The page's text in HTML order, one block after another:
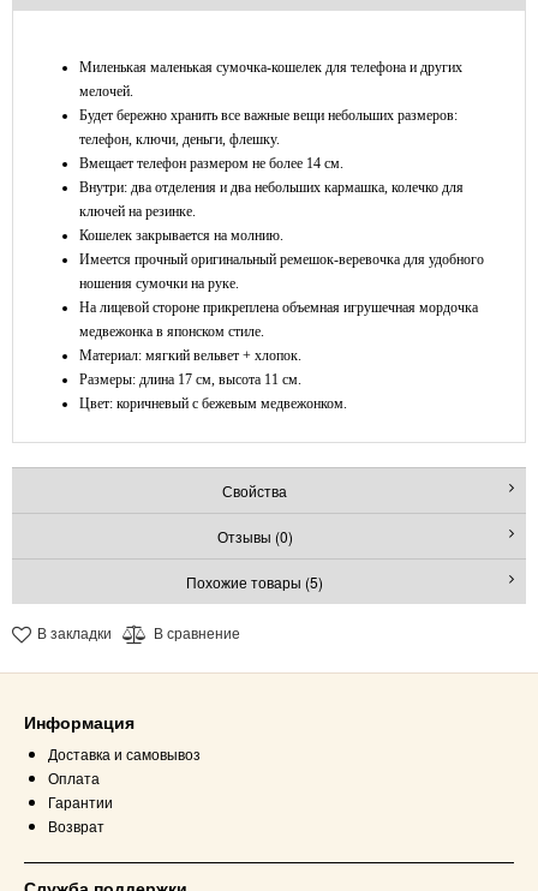
Миленькая маленькая сумочка-кошелек для телефона и других
мелочей.
Будет бережно хранить все важные вещи небольших размеров:
телефон, ключи, деньги, флешку.
Вмещает телефон размером не более 14 см.
Внутри: два отделения и два небольших кармашка, колечко для
ключей на резинке.
Кошелек закрывается на молнию.
Имеется прочный оригинальный ремешок-веревочка для удобного
ношения сумочки на руке.
На лицевой стороне прикреплена объемная игрушечная мордочка
медвежонка в японском стиле.
Материал: мягкий вельвет + хлопок.
Размеры: длина 17 см, высота 11 см.
Цвет: коричневый с бежевым медвежонком.
Свойства
Отзывы (0)
Похожие товары (5)
В закладки В сравнение
Информация
Доставка и самовывоз
Оплата
Гарантии
Возврат